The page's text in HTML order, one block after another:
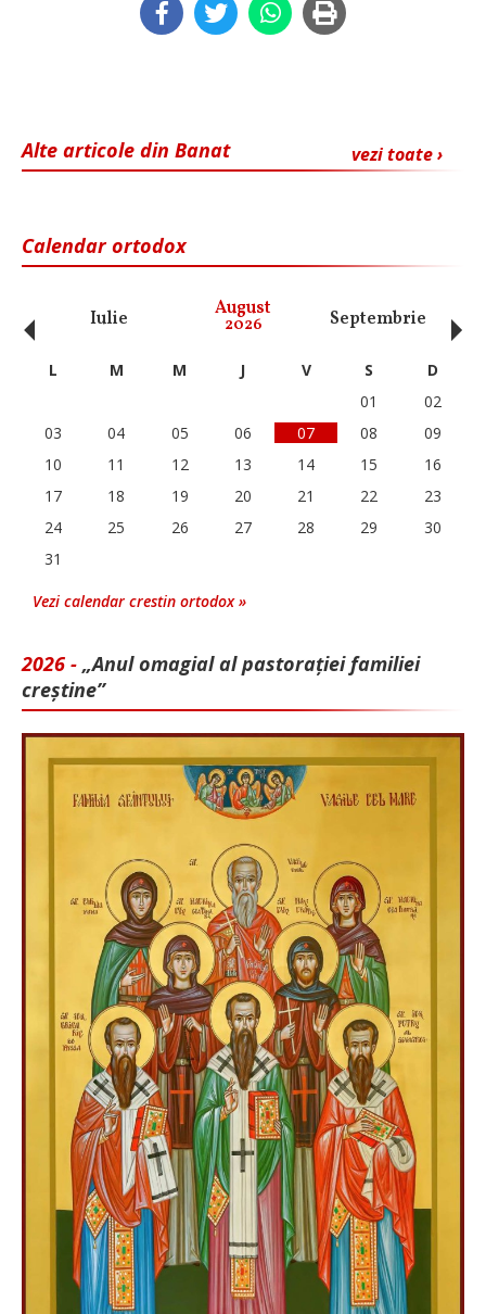
vezi toate ›
Alte articole din Banat
Calendar ortodox
Iulie August
2026 Septembrie
‹ L M M J V S
D
01
02
03
04 05 06 07 08
09
10
11 12 13 14 15
16
17
18 19 20 21 22
23
24
25 26 27 28 29
30
31
Vezi calendar crestin ortodox »
2026 - „Anul omagial al pastorației familiei
creștine”